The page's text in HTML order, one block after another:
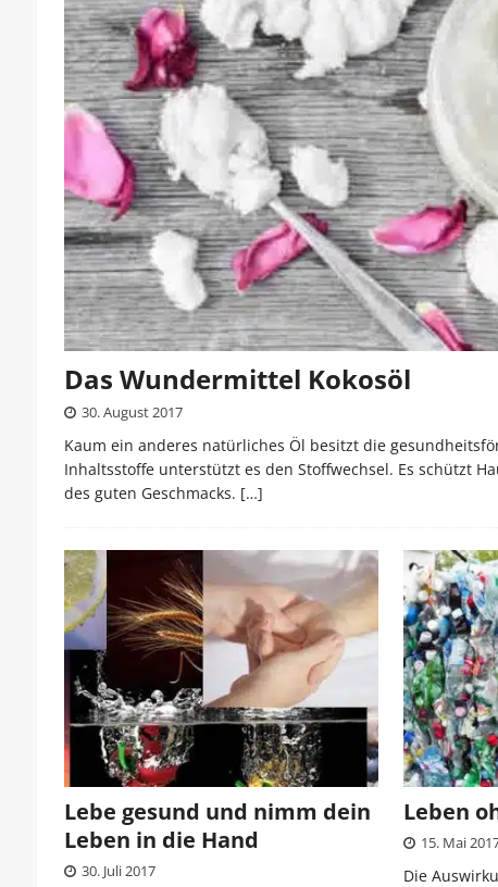
Das Wundermittel Kokosöl
30. August 2017
Kaum ein anderes natürliches Öl besitzt die
Inhaltsstoffe unterstützt es den Stoffwechsel. Es schützt
des guten Geschmacks. […]
Lebe gesund und nimm dein
Leben in die Hand
30. Juli 2017
Leben
15. Mai
Die